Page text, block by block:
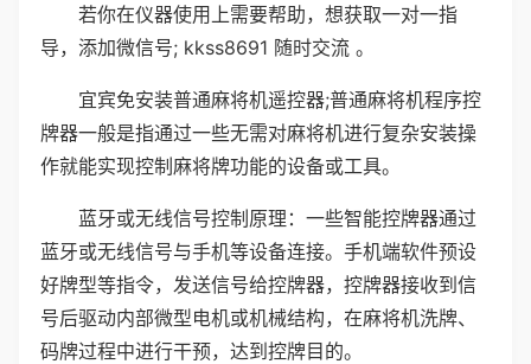
若你在仪器使用上需要帮助，想获取一对一指
导，添加微信号; kkss8691 随时交流 。
宜宾免安装普通麻将机遥控器;普通麻将机程序控
牌器一般是指通过一些无需对麻将机进行复杂安装操
作就能实现控制麻将牌功能的设备或工具。
蓝牙或无线信号控制原理：一些智能控牌器通过
蓝牙或无线信号与手机等设备连接。手机端软件预设
好牌型等指令，发送信号给控牌器，控牌器接收到信
号后驱动内部微型电机或机械结构，在麻将机洗牌、
码牌过程中进行干预，达到控牌目的。